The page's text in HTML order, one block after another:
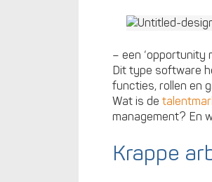
– een ‘opportunity
Dit type software
functies, rollen en
Wat is de
management? En
Krappe